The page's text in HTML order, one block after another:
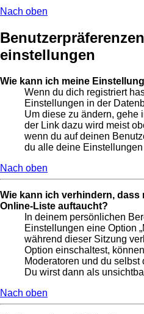
Nach oben
einstellungen
Wie kann ich meine
Wenn du dich registriert
Einstellungen in der
Um diese zu ändern, gehe
der Link dazu wird meist
wenn du auf deinen
du alle deine Einstellungen
Nach oben
Wie kann ich verhindern, dass
Online-Liste auftaucht?
In deinem persönlichen
Einstellungen eine Option
während dieser Sitzung
Option einschaltest,
Moderatoren und du
Du wirst dann als
Nach oben